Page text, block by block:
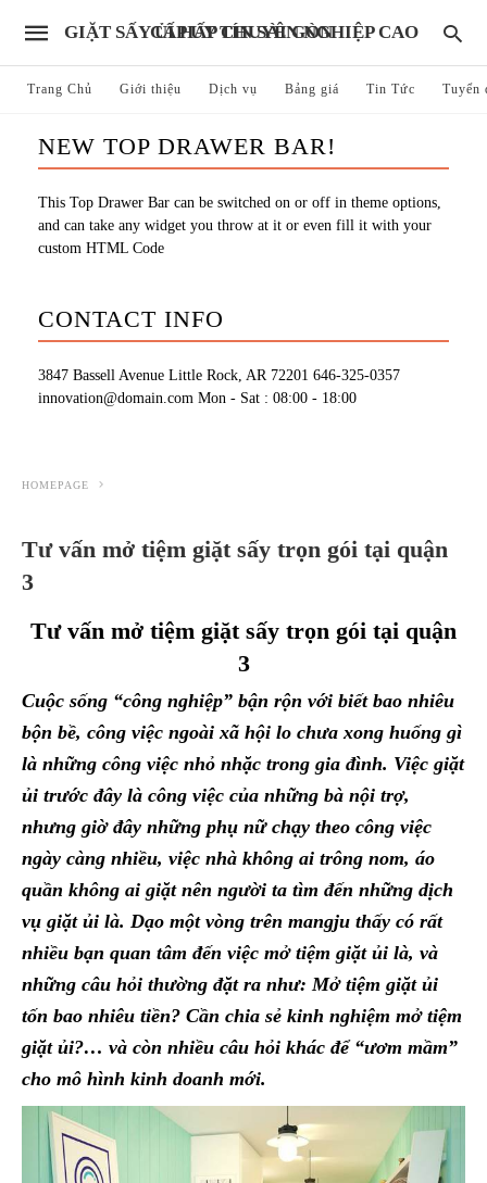
GIẶT SẤY ỦI HẤP CHUYÊN NGHIỆP CAO CẤP UY TÍN SÀI GÒN
Trang Chủ Giới thiệu Dịch vụ Bảng giá Tin Tức Tuyển
NEW TOP DRAWER BAR!
This Top Drawer Bar can be switched on or off in theme options,
and can take any widget you throw at it or even fill it with your
custom HTML Code
CONTACT INFO
3847 Bassell Avenue Little Rock, AR 72201 646-325-0357
innovation@domain.com Mon - Sat : 08:00 - 18:00
HOMEPAGE
Tư vấn mở tiệm giặt sấy trọn gói tại quận
3
Tư vấn mở tiệm giặt sấy trọn gói tại quận
3
Cuộc sống “công nghiệp” bận rộn với biết bao nhiêu
bộn bề, công việc ngoài xã hội lo chưa xong huống gì
là những công việc nhỏ nhặc trong gia đình. Việc giặt
ủi trước đây là công việc của những bà nội trợ,
nhưng giờ đây những phụ nữ chạy theo công việc
ngày càng nhiều, việc nhà không ai trông nom, áo
quần không ai giặt nên người ta tìm đến những dịch
vụ giặt ủi là. Dạo một vòng trên mangju thấy có rất
nhiều bạn quan tâm đến việc mở tiệm giặt ủi là, và
những câu hỏi thường đặt ra như: Mở tiệm giặt ủi
tốn bao nhiêu tiền? Cần chia sẻ kinh nghiệm mở tiệm
giặt ủi?… và còn nhiều câu hỏi khác để “ươm mầm”
cho mô hình kinh doanh mới.